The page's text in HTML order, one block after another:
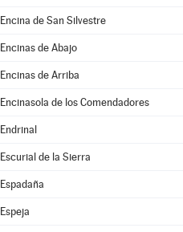
Encina de San Silvestre
Encinas de Abajo
Encinas de Arriba
Encinasola de los Comendadores
Endrinal
Escurial de la Sierra
Espadaña
Espeja